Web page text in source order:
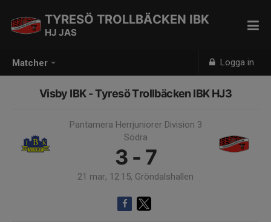
Matcher Logga in
TYRESÖ TROLLBÄCKEN IBK
HJ JAS
Visby IBK - Tyresö Trollbäcken IBK HJ3
Pantamera Herrjuniorer Division 3
Södra
3 - 7
21 mar, 12:15, Gröndalshallen